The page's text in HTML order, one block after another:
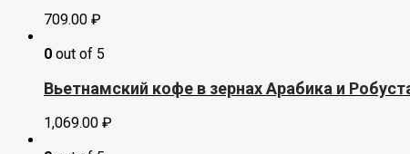
709.00 ₽
0 out of 5
Вьетнамский кофе в зернах Арабика и
1,069.00 ₽